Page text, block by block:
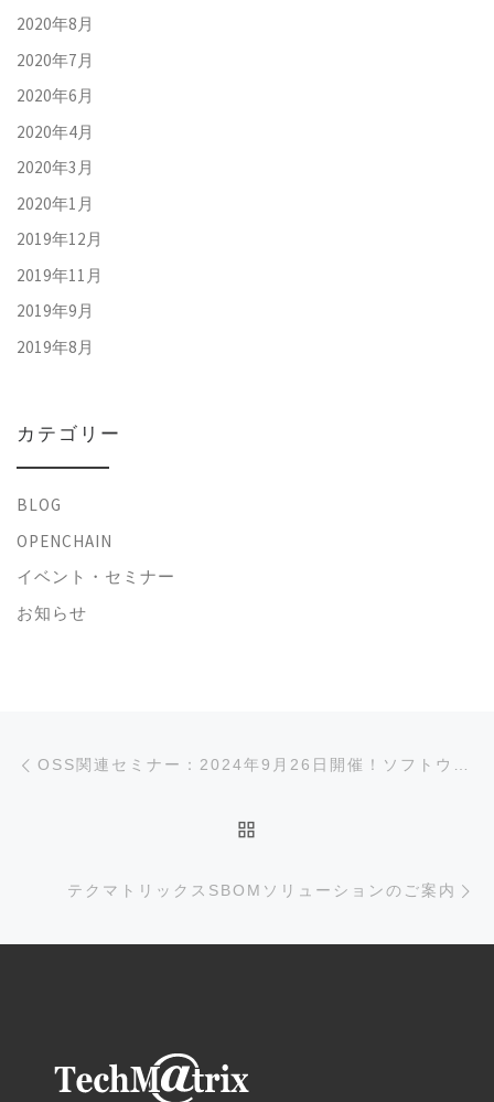
2020年8月
2020年7月
2020年6月
2020年4月
2020年3月
2020年1月
2019年12月
2019年11月
2019年9月
2019年8月
カテゴリー
BLOG
OPENCHAIN
イベント・セミナー
お知らせ
投稿ナビゲーション
テクマトリックスSBOMソリューションのご案内